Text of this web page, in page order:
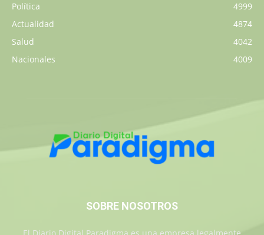
Política
4999
Actualidad
4874
Salud
4042
Nacionales
4009
SOBRE NOSOTROS